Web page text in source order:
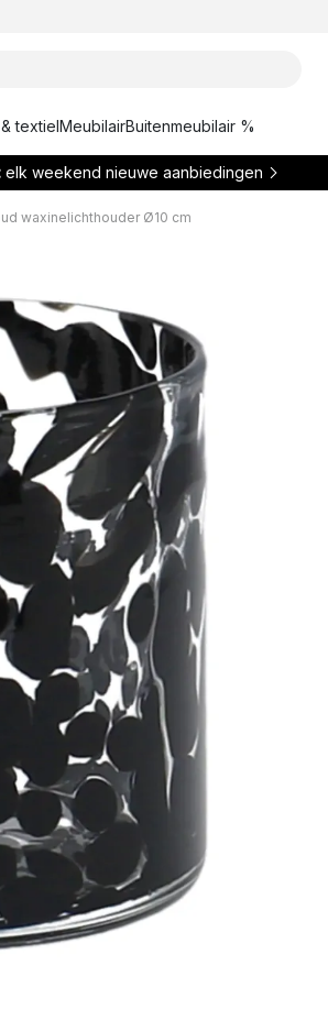
textielMeubilairBuitenmeubilair %
elk weekend nieuwe aanbiedingen
waxinelichthouder Ø10 cm